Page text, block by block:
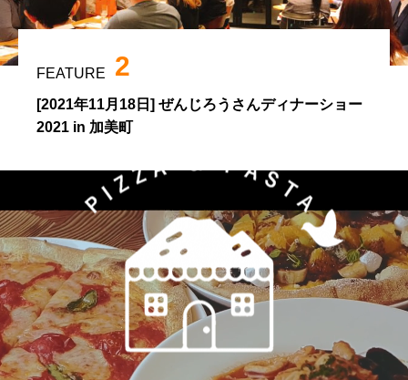
FEATURE 2
[2021年11月18日] ぜんじろうさんディナーショー
2021 in 加美町